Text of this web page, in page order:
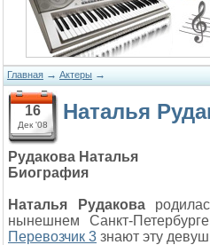
Главная → Актеры →
16
Дек '08
Наталья
Рудакова Наталья
Биография
Наталья Рудакова
нынешнем Санкт-
Перевозчик 3 знают эту